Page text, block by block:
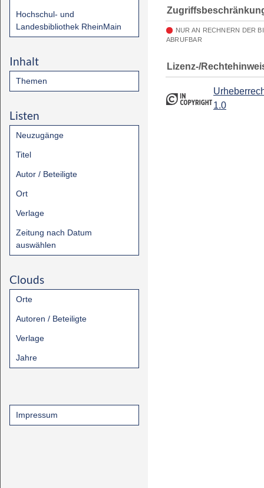
Hochschul- und
Landesbibliothek RheinMain
Inhalt
Themen
Listen
Neuzugänge
Titel
Autor / Beteiligte
Ort
Verlage
Zeitung nach Datum
auswählen
Clouds
Orte
Autoren / Beteiligte
Verlage
Jahre
Impressum
NUR AN RECHNERN DER
ABRUFBAR
Lizenz-/
1.0